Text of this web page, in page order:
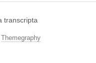
transcripta
Themegraphy